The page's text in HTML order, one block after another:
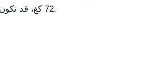
72 كغ، قد تكون قابليته للنقل محدودة، مما يجعله أكثر ملاءمة للمختبرات الثابتة.